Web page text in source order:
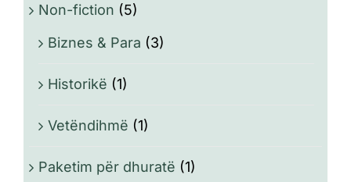
Non-fiction (5)
Biznes & Para (3)
Historikë (1)
Vetëndihmë (1)
Paketim për dhuratë (1)